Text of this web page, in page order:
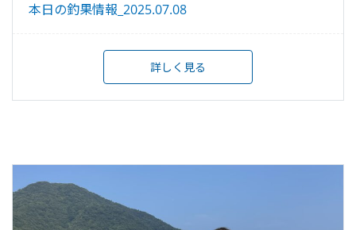
本日の釣果情報_2025.07.08
詳しく見る